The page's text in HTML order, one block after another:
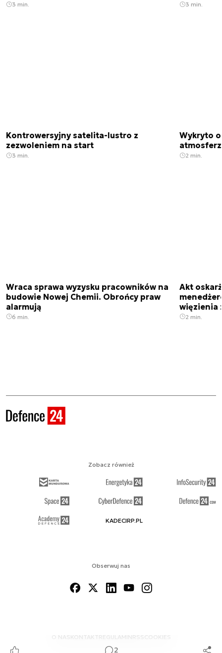
2
3 min. 3 min.
Kontrowersyjny satelita-lustro z
zezwoleniem na start
3 min.
Wykryto
2 min.
Wraca sprawa wyzysku pracowników na
budowie Nowej Chemii. Obrońcy praw
alarmują
6 min.
Akt
więzienia
2 min.
Obserwuj nas
O NAS KONTAKTREGULAMINRSS COOKIES
Zobacz również
KADECIRP.PL